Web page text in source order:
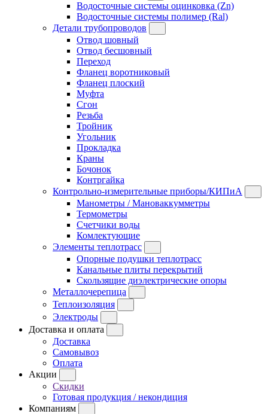
Водосточные системы оцинковка (Zn)
Водосточные системы полимер (Ral)
Детали трубопроводов
Отвод шовный
Отвод бесшовный
Переход
Фланец воротниковый
Фланец плоский
Муфта
Сгон
Резьба
Тройник
Угольник
Прокладка
Краны
Бочонок
Контргайка
Контрольно-измерительные приборы/КИПиА
Манометры / Мановаккумметры
Термометры
Счетчики воды
Комлектующие
Элементы теплотрасс
Опорные подушки теплотрасс
Канальные плиты перекрытий
Скользящие диэлектрические опоры
Металлочерепица
Теплоизоляция
Электроды
Доставка и оплата
Доставка
Самовывоз
Оплата
Акции
Скидки
Готовая продукция / некондиция
Компаниям